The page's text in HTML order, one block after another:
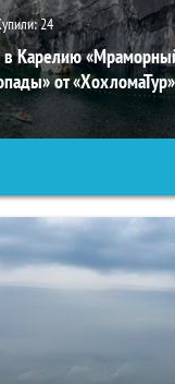
24
в Карелию
от «ХохломаТур»